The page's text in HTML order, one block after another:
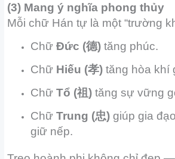
(3) Mang ý nghĩa phong thủy
Mỗi chữ Hán tự là một “trường
ChữĐức (德) tăng phúc.
Chữ Hiếu (孝) tăng hòa khí
ChữTổ (祖) tăng sự vững
ChữTrung (忠) giúp gia
giữ nếp.